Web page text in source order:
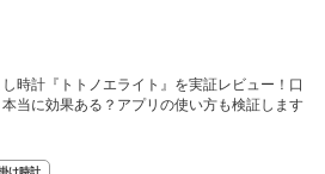
時計『トトノエライト』を実証レビュー！口
当に効果ある？アプリの使い方も検証します
け時計